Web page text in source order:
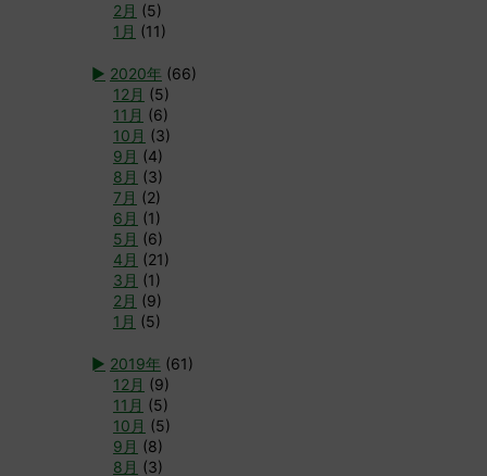
2月 (5)
1月 (11)
► 2020年 (66)
12月 (5)
11月 (6)
10月 (3)
9月 (4)
8月 (3)
7月 (2)
6月 (1)
5月 (6)
4月 (21)
3月 (1)
2月 (9)
1月 (5)
► 2019年 (61)
12月 (9)
11月 (5)
10月 (5)
9月 (8)
8月 (3)